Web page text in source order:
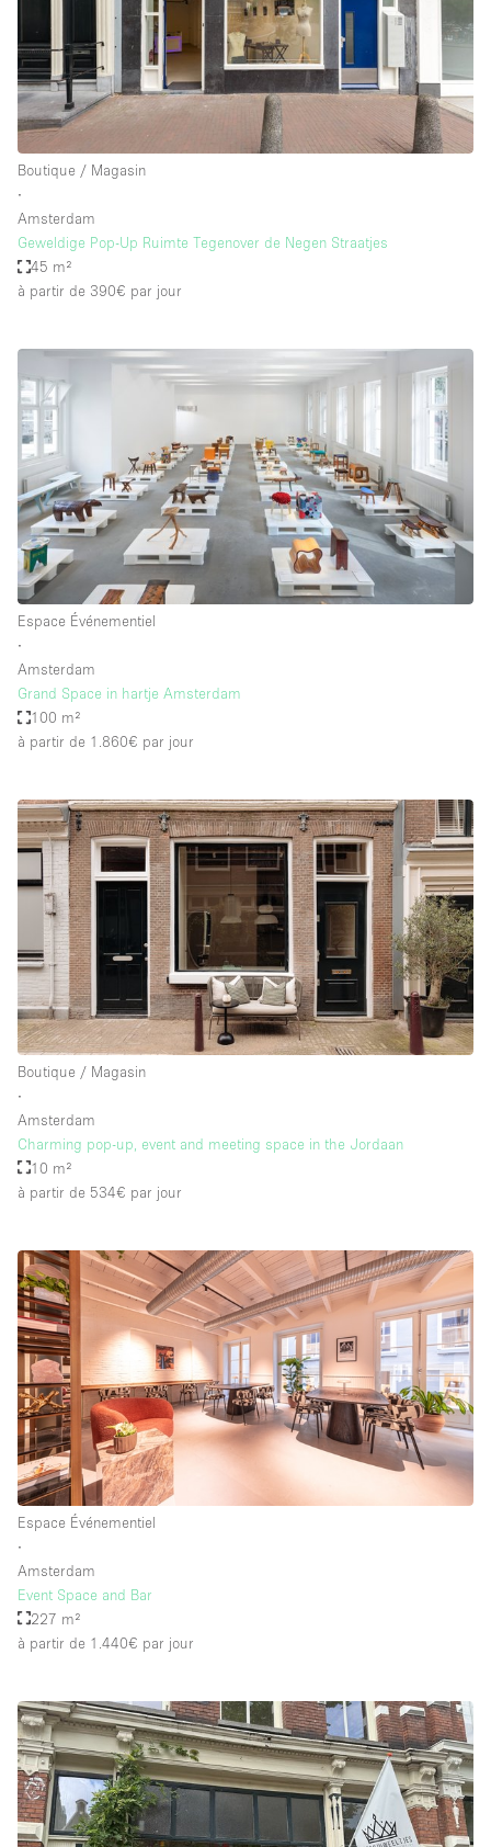
Boutique / Magasin
∙
Amsterdam
Geweldige Pop-Up Ruimte Tegenover de Negen Straatjes
45 m²
à partir de 390€ par jour
Espace Événementiel
∙
Amsterdam
Grand Space in hartje Amsterdam
100 m²
à partir de 1.860€ par jour
Boutique / Magasin
∙
Amsterdam
Charming pop-up, event and meeting space in the Jordaan
10 m²
à partir de 534€ par jour
Espace Événementiel
∙
Amsterdam
Event Space and Bar
227 m²
à partir de 1.440€ par jour